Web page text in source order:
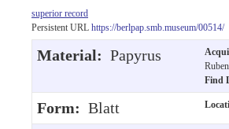
superior record
Persistent URL https://berlpap.smb.museum/00514/
Material: Papyrus
Find
Form: Blatt